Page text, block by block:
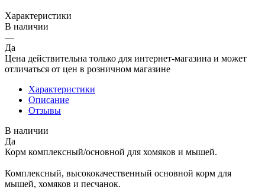
Характеристики
В наличии
—
Да
Цена действительна только для интернет-магазина и может
отличаться от цен в розничном магазине
Характеристики
Описание
Отзывы
В наличии
Да
Корм комплексный/основной для хомяков и мышей.
Комплексный, высококачественный основной корм для
мышей, хомяков и песчанок.